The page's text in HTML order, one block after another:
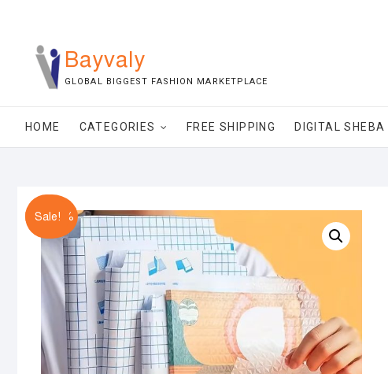
Bayvaly
GLOBAL BIGGEST FASHION MARKETPLACE
HOME CATEGORIES FREE SHIPPING DIGITAL SHEBA
Off 46%
Sale!